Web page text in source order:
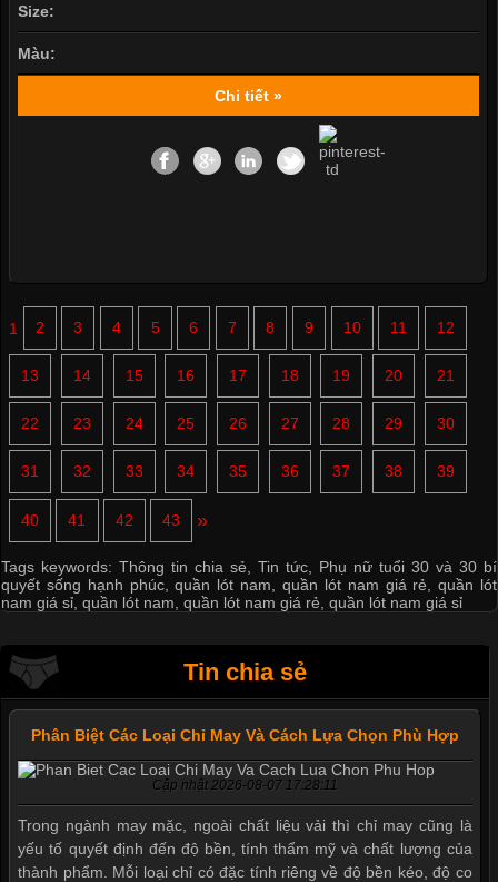
Size:
Màu:
Chi tiết »
1 2 3 4 5 6 7 8 9 10 11 12
13 14 15 16 17 18 19 20 21
22 23 24 25 26 27 28 29 30
31 32 33 34 35 36 37 38 39
40 41 42 43 »
Tags keywords: Thông tin chia sẻ Tin tức
Phụ nữ tuổi 30 và 30 bí
quyết sống hạnh phúc,quần lót nam quần lót nam giá rẻ ,quần lót
nam giá sỉ quần lót nam quần lót nam giá rẻ quần lót nam giá sỉ
Tin chia sẻ
Phân Biệt Các Loại Chỉ May Và Cách Lựa Chọn Phù Hợp
Cập nhật 2026-08-07 17:28:11
Trong ngành may mặc, ngoài chất liệu vải thì chỉ may cũng là
yếu tố quyết định đến độ bền, tính thẩm mỹ và chất lượng của
thành phẩm. Mỗi loại chỉ có đặc tính riêng về độ bền kéo, độ co